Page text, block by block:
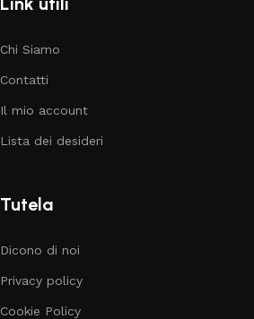
Chi Siamo
Contatti
Il mio account
Lista dei desideri
Tutela
Dicono di noi
Privacy policy
Cookie Policy